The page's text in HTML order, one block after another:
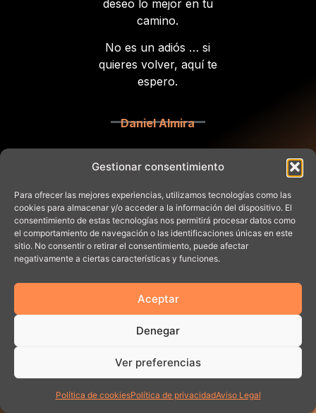
Gestionar consentimiento
Para ofrecer las mejores experiencias, utilizamos tecnologías como las
cookies para almacenar y/o acceder a la información del dispositivo. El
consentimiento de estas tecnologías nos permitirá procesar datos como
el comportamiento de navegación o las identificaciones únicas en este
sitio. No consentir o retirar el consentimiento, puede afectar
negativamente a ciertas características y funciones.
Aceptar
Denegar
Ver preferencias
Política de cookiesPolítica de privacidadAviso Legal
deseo lo mejor en tu
camino.
No es un adiós … si
quieres volver, aquí te
espero.
Daniel Almira